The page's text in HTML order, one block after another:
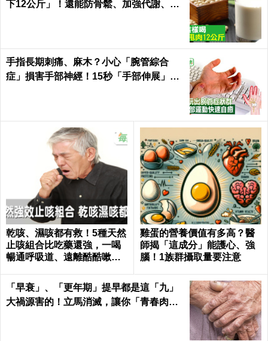
下12公斤」！還能防骨鬆、加強代謝、平
手指長期刺痛、麻木？小心「腕管綜合
症」損害手部神經！15秒「手部伸展」這
乾咳、濕咳都有救！5種天然
止咳組合比吃藥還強，一喝
暢通呼吸道、遠離酷酷嗽｜
雞蛋的營養價值有多高？醫
師揭「這成分」能護心、強
腦！1族群攝取量要注意
「早衰」、「更年期」提早都是這「九」
大禍源害的！立馬消滅，讓你「青春肉